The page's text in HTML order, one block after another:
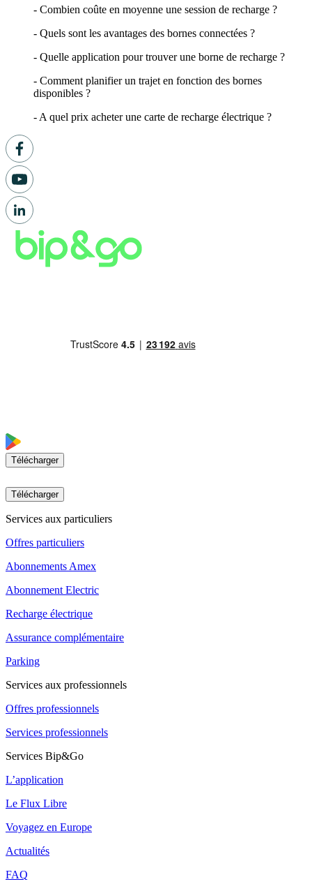
- Combien coûte en moyenne une session de recharge ?
- Quels sont les avantages des bornes connectées ?
- Quelle application pour trouver une borne de recharge ?
- Comment planifier un trajet en fonction des bornes
disponibles ?
- A quel prix acheter une carte de recharge électrique ?
Télécharger
Télécharger
Services aux particuliers
Offres particuliers
Abonnements Amex
Abonnement Electric
Recharge électrique
Assurance complémentaire
Parking
Services aux professionnels
Offres professionnels
Services professionnels
Services Bip&Go
L’application
Le Flux Libre
Voyagez en Europe
Actualités
FAQ